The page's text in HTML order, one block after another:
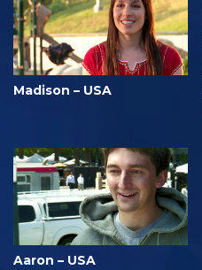
Madison – USA
Aaron – USA